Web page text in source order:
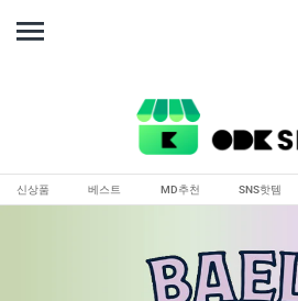
신상품 베스트 MD추천 SNS핫템